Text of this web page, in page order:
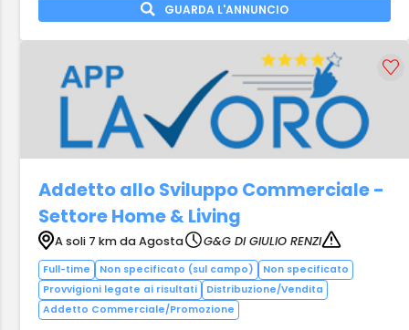
GUARDA L'ANNUNCIO
Addetto allo Sviluppo Commerciale -
Settore Home & Living
A soli 7 km da Agosta G&G DI GIULIO RENZI
Full-time Non specificato (sul campo)
Non specificato
Provvigioni legate ai risultati
Distribuzione/Vendita
Addetto Commerciale/Promozione